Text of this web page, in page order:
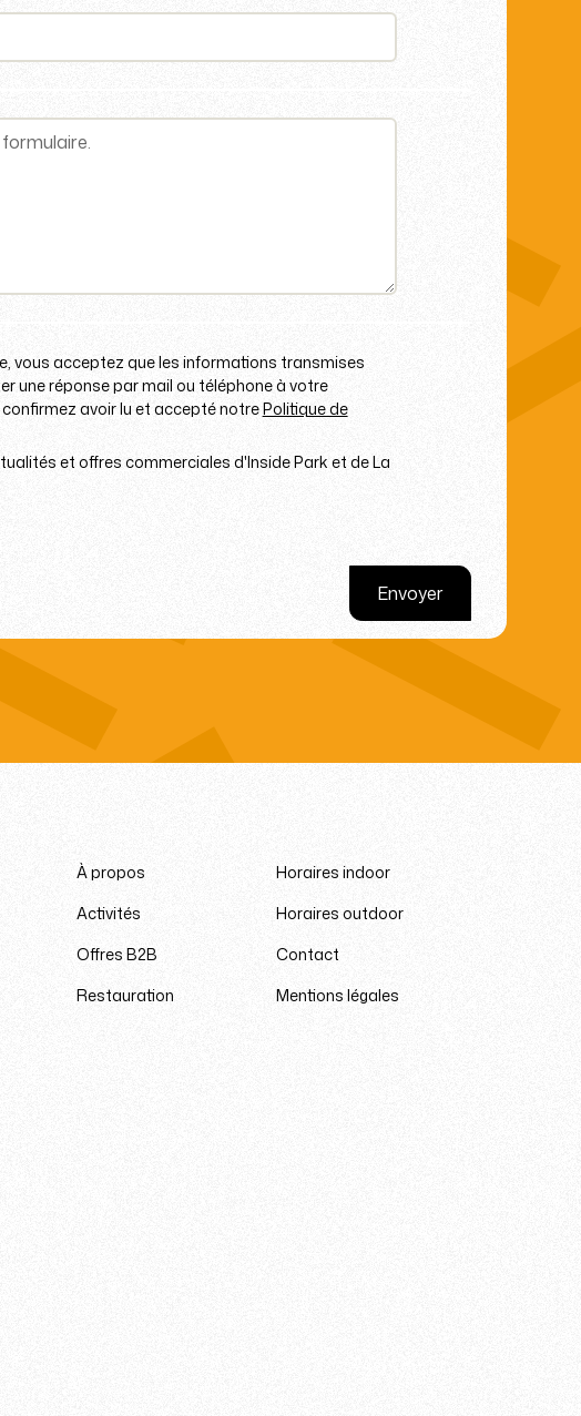
vous acceptez que les informations transmises
une réponse par mail ou téléphone à votre
avoir lu et accepté notrePolitique de
et offres commerciales d'Inside Park et de La
À propos
Activités
Offres B2B
Restauration
Horaires indoor
Horaires outdoor
Contact
Mentions légales